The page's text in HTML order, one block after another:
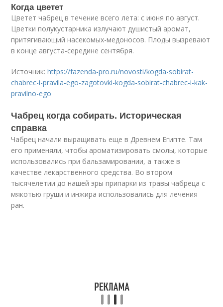
Когда цветет
Цветет чабрец в течение всего лета: с июня по август.
Цветки полукустарника излучают душистый аромат,
притягивающий насекомых-медоносов. Плоды вызревают
в конце августа-середине сентября.
Источник:https://fazenda-pro.ru/novosti/kogda-sobirat-
chabrec-i-pravila-ego-zagotovki-kogda-sobirat-chabrec-i-kak-
pravilno-ego
Чабрец когда собирать. Историческая
справка
Чабрец начали выращивать еще в Древнем Египте. Там
его применяли, чтобы ароматизировать смолы, которые
использовались при бальзамировании, а также в
качестве лекарственного средства. Во втором
тысячелетии до нашей эры припарки из травы чабреца с
мякотью груши и инжира использовались для лечения
ран.